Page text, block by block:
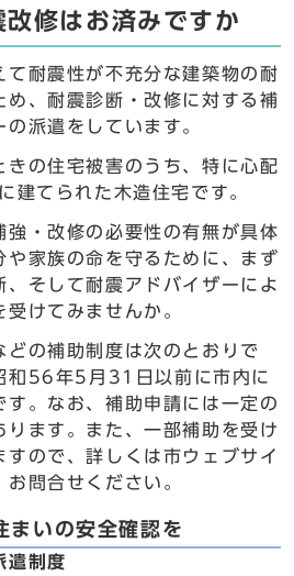
修はお済みですか
て耐震性が不充分な建築物の耐
め、耐震診断・改修に対する補
派遣をしています。
きの住宅被害のうち、特に心配
建てられた木造住宅です。
強・改修の必要性の有無が具体
や家族の命を守るために、まず
、そして耐震アドバイザーによ
けてみませんか。
どの補助制度は次のとおりで
和56年5月31日以前に市内に
す。なお、補助申請には一定の
ります。また、一部補助を受け
すので、詳しくは市ウェブサイ
お問合せください。
まいの安全確認を
遣制度